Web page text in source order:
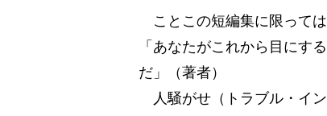
ことこの短編集に限っては
「あなたがこれから目にす
だ」（著者）
人騒がせ（トラブル・イ